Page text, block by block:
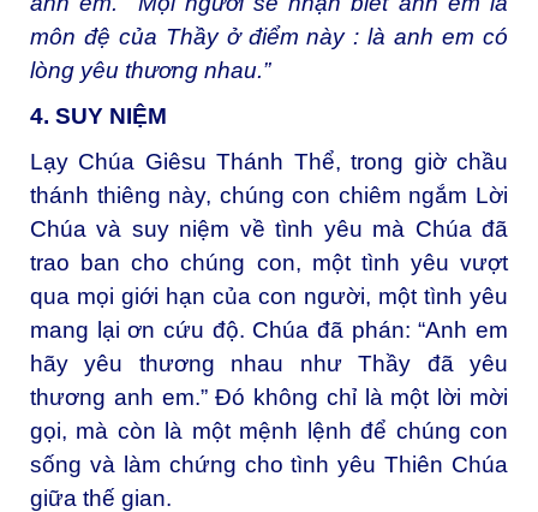
môn đệ của Thầy ở điểm này : là anh em có
lòng yêu thương nhau.”
4. SUY NIỆM
Lạy Chúa Giêsu Thánh Thể, trong giờ chầu
thánh thiêng này, chúng con chiêm ngắm Lời
Chúa và suy niệm về tình yêu mà Chúa đã
trao ban cho chúng con, một tình yêu vượt
qua mọi giới hạn của con người, một tình yêu
mang lại ơn cứu độ. Chúa đã phán: “Anh em
hãy yêu thương nhau như Thầy đã yêu
thương anh em.” Đó không chỉ là một lời mời
gọi, mà còn là một mệnh lệnh để chúng con
sống và làm chứng cho tình yêu Thiên Chúa
giữa thế gian.